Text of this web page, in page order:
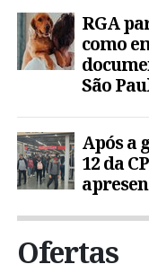
RGA
como
São
Após a
12 da
Ofertas